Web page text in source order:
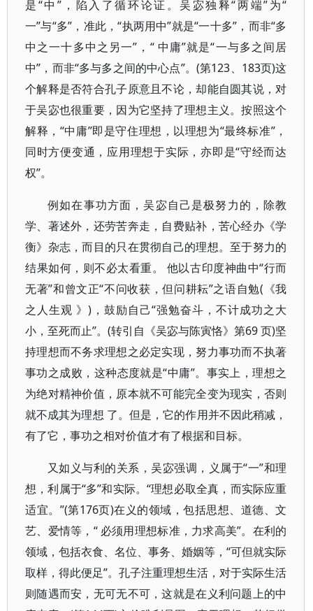
是“中”，陷入了循环论证。吴宓独释“两端”为“
一”与“多”，准此，“执两用中”就是“一十多”，而非“多
中之一十多中之另一”，“ 中庸”就是“一与多之间居
中”，而非“多与多之间的中心点”。(第123、183页)这
个解释是否符合孔子原意且不论，却能自圆其说，对
于吴宓也很重要，因为它坚持了理想主义。按照这个
解释，“中庸”即是守住理想，以理想为“最终标准”，
同时方便变通，应用理想于实际，亦即是“守经而达
权”。
例如在事功方面，吴宓自己是极努力的，除教
学、著述外，还劳苦奔走，自费贴补，苦心经办《学
衡》杂志，而目的只在贯彻自己的理想。至于努力的
结果如何，则不必太看重。 他以古印度神曲中“行而
无著”和曾文正“不问收获，但问耕耘”之语自勉(《我
之人生观 》)，鼓励自己“强勉奋斗，不计成功之大
小，至死而止”。(转引自《吴宓与陈寅恪》第69 页)坚
持理想而不务求理想之必定实现，努力事功而不执著
事功之成败，这种态度就是“中庸”。事实上，理想之
为绝对精神价值，原本就不可能完全变为现实，否则
就不成其为理想 了。但是，它的作用并不因此稍减，
有了它，事功之相对价值才有了根据和目标。
又如义与利的关系，吴宓强调，义属于“一”和理
想，利属于“多”和实际。“理想必取全真，而实际应重
适宜。”(第176页)在义的领域，包括思想、道德、文
艺、爱情等，“ 必须用理想标准，力求高美”。在利的
领域，包括衣食、名位、事务、婚姻等，“可但就实际
取样，得此便足”。孔子注重理想生活，对于实际生活
则随遇而安，无可无不可，这就是在义利问题上的中